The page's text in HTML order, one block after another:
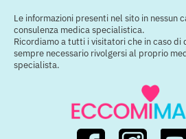
Le informazioni presenti nel sito in nessun
consulenza medica specialistica.
Ricordiamo a tutti i visitatori che in caso
sempre necessario rivolgersi al proprio
specialista.